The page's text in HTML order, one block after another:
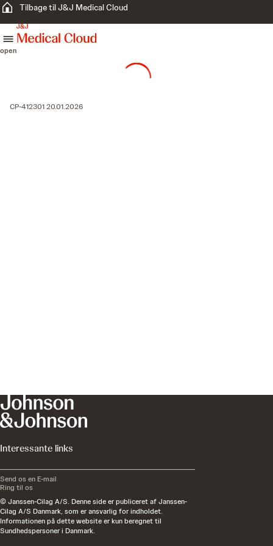
Tilbage til J&J Medical Cloud
open
CP-412301 20.01.2026
Interessante links
Send os en E-mail
Ring til os
© Janssen-Cilag A/S. Denne side er publiceret af Janssen-
Cilag A/S Danmark, som er ansvarlig for indholdet.
Informationen på dette website er kun beregnet til
Sundhedspersoner i Danmark.